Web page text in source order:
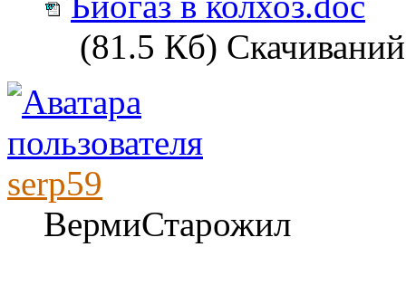
(81.5 Кб)
serp59
ВермиСтарожил